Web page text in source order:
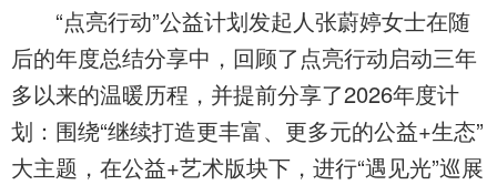
“点亮行动”公益计划发起人张蔚婷女士在随
后的年度总结分享中，回顾了点亮行动启动三年
多以来的温暖历程，并提前分享了2026年度计
划：围绕“继续打造更丰富、更多元的公益+生态”
大主题，在公益+艺术版块下，进行“遇见光”巡展